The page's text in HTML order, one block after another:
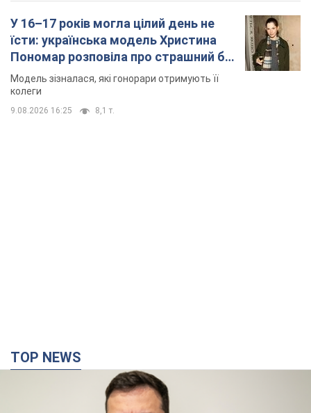
У 16–17 років могла цілий день не
їсти: українська модель Христина
Пономар розповіла про страшний бік
модельної кар’єри
Модель зізналася, які гонорари отримують її
колеги
9.08.2026 16:25 8,1 т.
TOP NEWS